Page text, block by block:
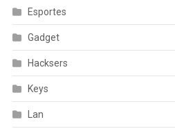
Esportes
Gadget
Hacksers
Keys
Lan